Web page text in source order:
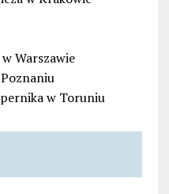
Warszawie
w Toruniu